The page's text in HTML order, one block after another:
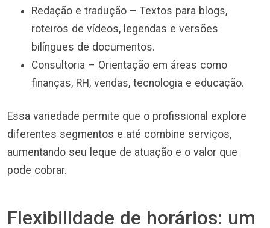
Redação e tradução – Textos para blogs,
roteiros de vídeos, legendas e versões
bilíngues de documentos.
Consultoria – Orientação em áreas como
finanças, RH, vendas, tecnologia e educação.
Essa variedade permite que o profissional explore
diferentes segmentos e até combine serviços,
aumentando seu leque de atuação e o valor que
pode cobrar.
Flexibilidade de horários: um